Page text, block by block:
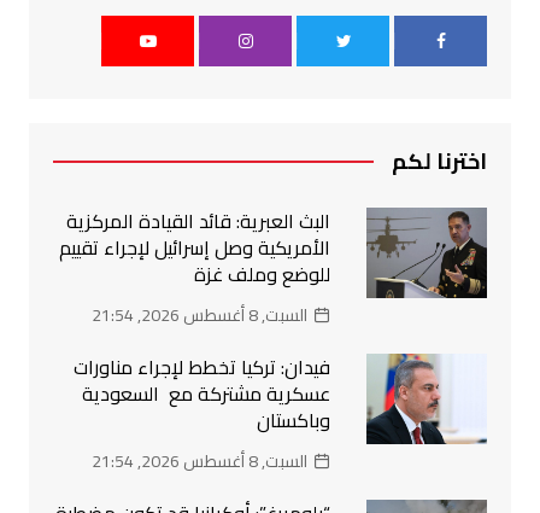
اخترنا لكم
البث العبرية: قائد القيادة المركزية
الأمريكية وصل إسرائيل لإجراء تقييم
للوضع وملف غزة
السبت, 8 أغسطس 2026, 21:54
فيدان: تركيا تخطط لإجراء مناورات
عسكرية مشتركة مع السعودية
وباكستان
السبت, 8 أغسطس 2026, 21:54